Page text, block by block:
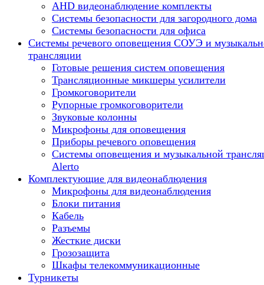
AHD видеонаблюдение комплекты
Системы безопасности для загородного дома
Системы безопасности для офиса
Системы речевого оповещения СОУЭ и
трансляции
Готовые решения систем оповещения
Трансляционные микшеры усилители
Громкоговорители
Рупорные громкоговорители
Звуковые колонны
Микрофоны для оповещения
Приборы речевого оповещения
Системы оповещения и музыкальной
Alerto
Комплектующие для видеонаблюдения
Микрофоны для видеонаблюдения
Блоки питания
Кабель
Разъемы
Жесткие диски
Грозозащита
Шкафы телекоммуникационные
Турникеты